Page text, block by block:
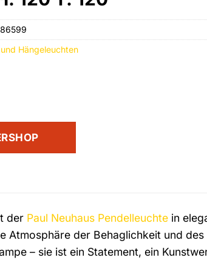
Hängeleuchten
der Paul Neuhaus Pendelleuchte in
Atmosphäre der Behaglichkeit und
– sie ist ein Statement, ein